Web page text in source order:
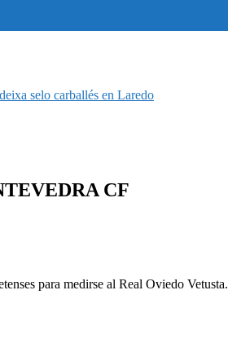
selo carballés en Laredo
CF
para medirse al Real Oviedo Vetusta.